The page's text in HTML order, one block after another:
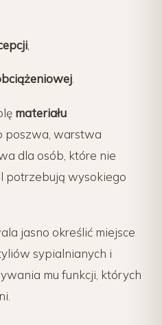
.
materiału
poszwa, warstwa
dla osób, które nie
potrzebują wysokiego
jasno określić miejsce
sypialnianych i
mu funkcji, których